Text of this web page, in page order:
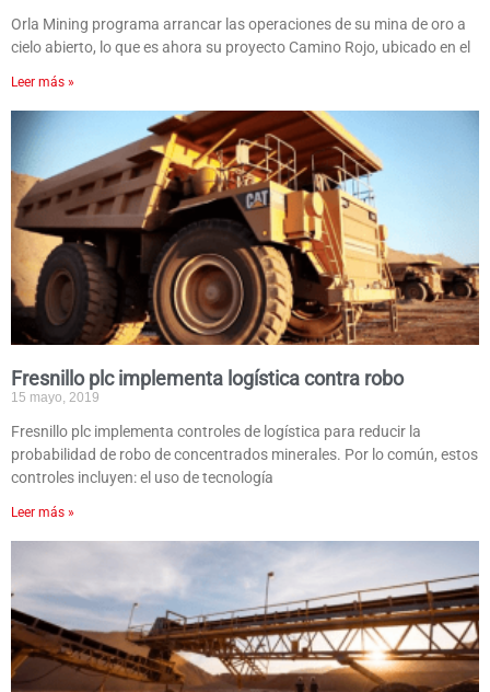
Orla Mining programa arrancar las operaciones de su mina de oro a
cielo abierto, lo que es ahora su proyecto Camino Rojo, ubicado en el
Leer más »
Fresnillo plc implementa logística contra robo
15 mayo, 2019
Fresnillo plc implementa controles de logística para reducir la
probabilidad de robo de concentrados minerales. Por lo común, estos
controles incluyen: el uso de tecnología
Leer más »